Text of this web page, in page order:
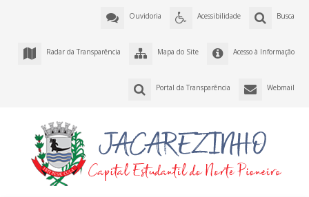
Busca
Acessibilidade
Ouvidoria
Acesso à Informação
Mapa do Site
Radar da Transparência
Webmail
Portal da Transparência